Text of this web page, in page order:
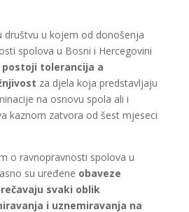
društvu u kojem od donošenja
spolova u Bosni i Hercegovini
postoji tolerancija a
za djela koja predstavljaju
na osnovu spola ali i
kaznom zatvora od šest mjeseci
o ravnopravnosti spolova u
su uređene obaveze
svaki oblik
i uznemiravanja na